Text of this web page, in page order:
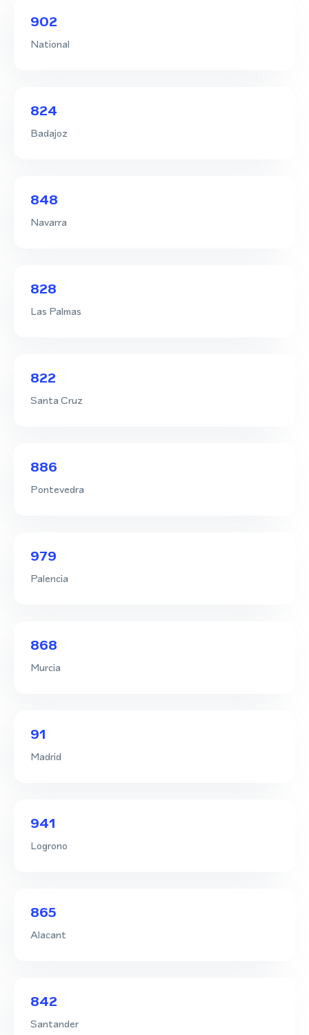
902
National
824
Badajoz
848
Navarra
828
Las Palmas
822
Santa Cruz
886
Pontevedra
979
Palencia
868
Murcia
91
Madrid
941
Logrono
865
Alacant
842
Santander